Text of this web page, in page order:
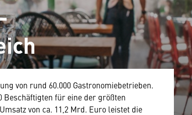
von rund 60.000 Gastronomiebetrieben.
Beschäftigten für eine der größten
von ca. 11,2 Mrd. Euro leistet die